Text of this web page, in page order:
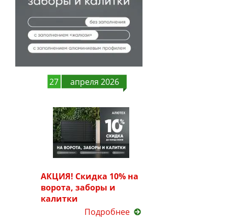
27 апреля 2026
АКЦИЯ! Скидка 10% на
ворота, заборы и
калитки
Подробнее